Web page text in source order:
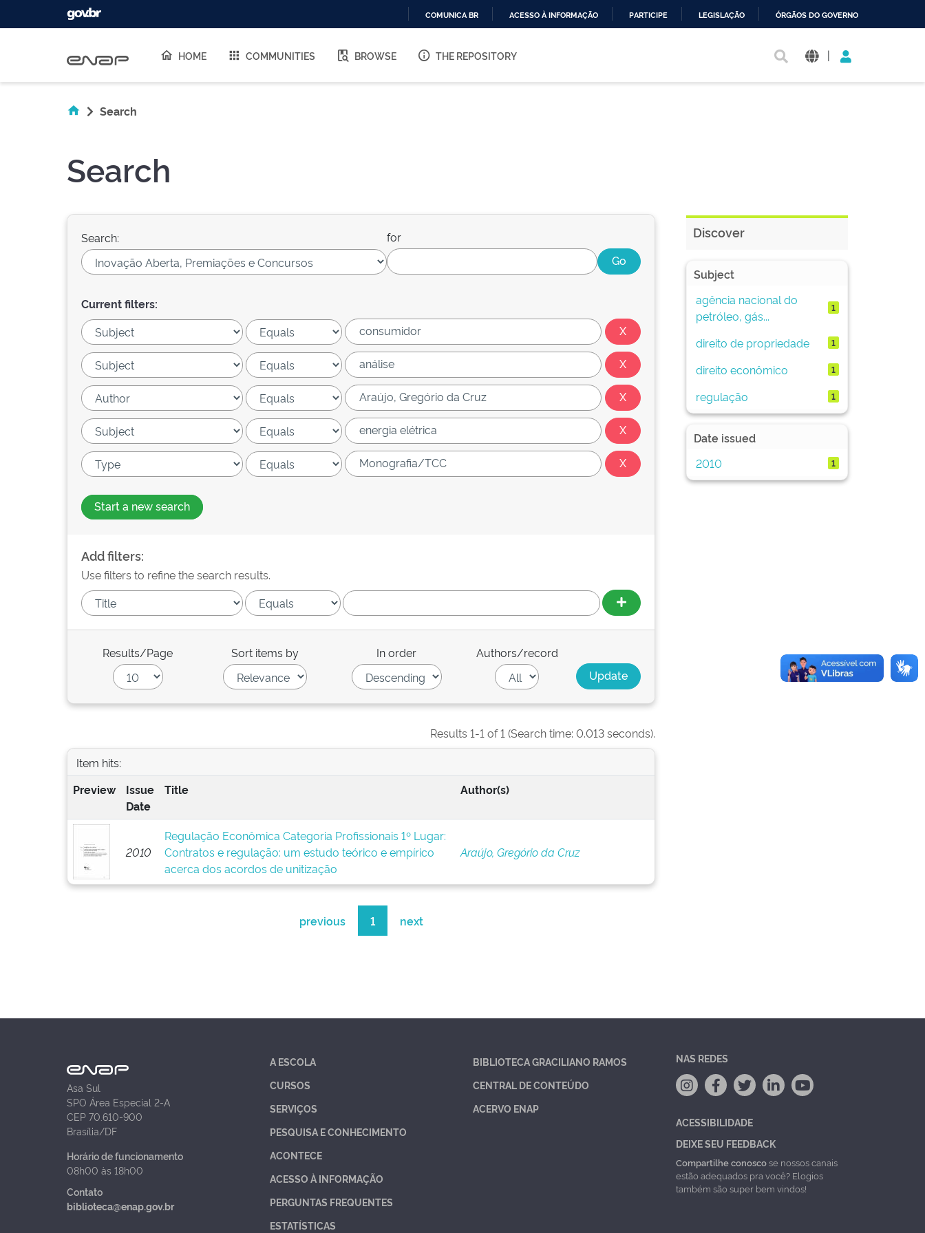
O
COMUNICA BR ACESSO À INFORMAÇÃO PARTICIPE LEGISLAÇÃO ÓRGÃOS DO GOVERNO
HOME COMMUNITIES BROWSE THE REPOSITORY |
Search
Search
Search: for
Current filters:
Start a new search
Add filters:
Use filters to refine the search results.
Results/Page Sort items by In order Authors/record
Results 1-1 of 1 (Search time: 0.013 seconds).
Item hits:
Preview
Issue
Date
Title Author(s)
2010
Regulação Econômica Categoria Profissionais 1º Lugar:
Contratos e regulação: um estudo teórico e empírico
acerca dos acordos de unitização
Araújo, Gregório da Cruz
previous 1 next
Discover
Subject
agência nacional do
petróleo, gás...
1
direito de propriedade 1
direito econômico 1
regulação 1
Date issued
2010
1
Asa Sul
SPO Área Especial 2-A
CEP 70.610-900
Brasília/DF
Horário de funcionamento
08h00 às 18h00
Contato
biblioteca@enap.gov.br
A ESCOLA
CURSOS
SERVIÇOS
PESQUISA E CONHECIMENTO
ACONTECE
ACESSO À INFORMAÇÃO
PERGUNTAS FREQUENTES
ESTATÍSTICAS
BIBLIOTECA GRACILIANO RAMOS
CENTRAL DE CONTEÚDO
ACERVO ENAP
NAS REDES
ACESSIBILIDADE
DEIXE SEU FEEDBACK
Compartilhe conoscose nossos canais
estão adequados pra você? Elogios
também são super bem vindos!